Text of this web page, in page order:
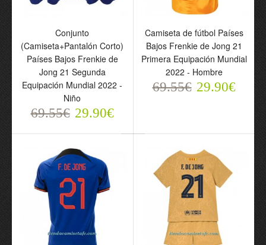
Segunda Equipación
69.55€
Hombre
Conjunto
(Camiseta+Pantalón
Corto) FC Barcelona
Frenkie de Jong 21
Tercera Equipación 23-24
- Niño
Conjunto
(Camiseta+Pantalón Corto)
Países Bajos Frenkie de
Jong 21 Segunda
Equipación Mundial 2022 -
Niño
69.55€ 29.90€
Camiseta de fútbol Países
Bajos Frenkie de Jong 21
Primera Equipación Mundial
2022 - Hombre
69.55€ 29.90€